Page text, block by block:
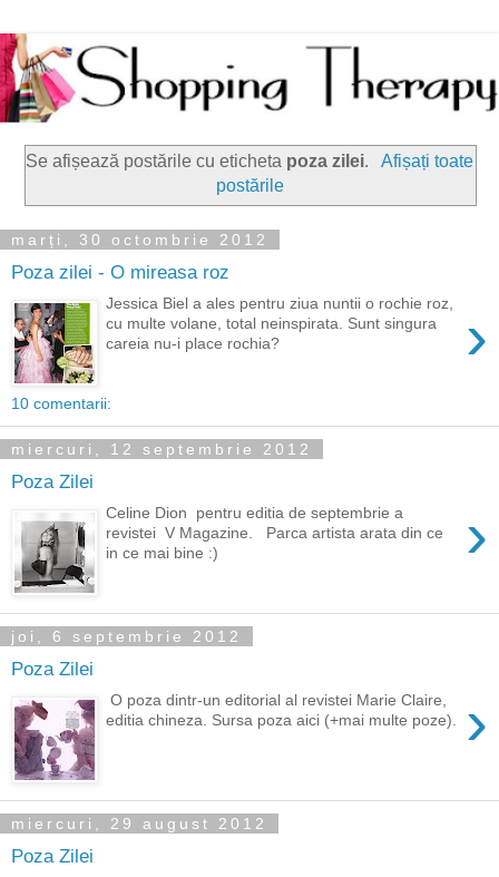
Se afișează postările cu eticheta poza zilei.
Afișați toate
postările
marți, 30 octombrie 2012
Poza zilei - O mireasa roz
›
Jessica Biel a ales pentru ziua nuntii o rochie roz,
cu multe volane, total neinspirata. Sunt singura
careia nu-i place rochia?
10 comentarii:
miercuri, 12 septembrie 2012
Poza Zilei
›
Celine Dion pentru editia de septembrie a
revistei V Magazine. Parca artista arata din ce
in ce mai bine :)
joi, 6 septembrie 2012
Poza Zilei
›
O poza dintr-un editorial al revistei Marie Claire,
editia chineza. Sursa poza aici (+mai multe poze).
miercuri, 29 august 2012
Poza Zilei